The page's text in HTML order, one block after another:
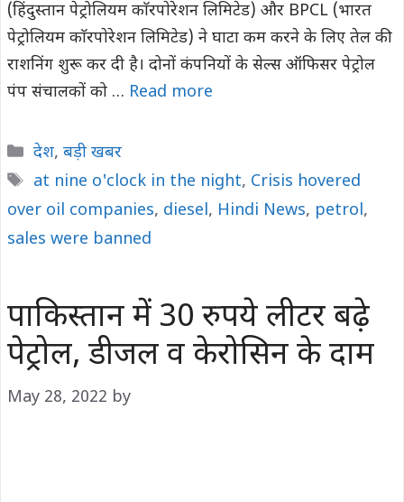
(हिंदुस्तान पेट्रोलियम काॅरपाेरेशन लिमिटेड) और BPCL (भारत
पेट्रोलियम काॅरपाेरेशन लिमिटेड) ने घाटा कम करने के लिए तेल की
राशनिंग शुरू कर दी है। दोनों कंपनियों के सेल्स ऑफिसर पेट्रोल
पंप संचालकों को … Read more
Categories
देश, बड़ी खबर
Tags
at nine o'clock in the night, Crisis hovered
over oil companies, diesel, Hindi News, petrol,
sales were banned
पाकिस्तान में 30 रुपये लीटर बढ़े
पेट्रोल, डीजल व केरोसिन के दाम
May 28, 2022 by